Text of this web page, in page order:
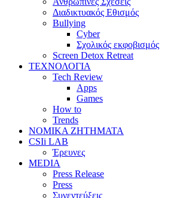
Διαδικτυακός Εθισμός
Bullying
Cyber
Σχολικός εκφοβισμός
Screen Detox Retreat
ΤΕΧΝΟΛΟΓΙΑ
Tech Review
Apps
Games
How to
Trends
ΝΟΜΙΚΑ ΖΗΤΗΜΑΤΑ
CSIi LAB
Έρευνες
MEDIA
Press Release
Press
Συνεντεύξεις